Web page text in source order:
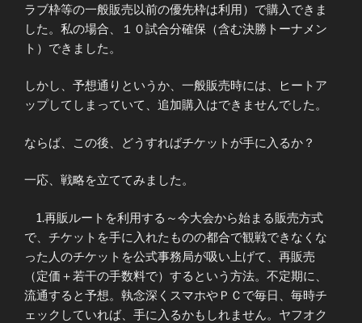
ラブ枠等の一般販売以前の優先枠は利用）で購入できま
した。私の場合、１０試合分確保（含む決勝トーナメン
ト）できました。
しかし、予想通りというか、一般販売時には、ヒートア
ップしてしまっていて、追加購入はできませんでした。
ならば、この後、どうすればチケットが手に入るか？
一応、戦略を立ててみました。
1.再販ルートを利用する～今大会から始まる販売方式
で、チケットを手に入れたものの都合で観戦できなくな
った人のチケットを公式事務局が吸い上げて、再販売
（定価＋若干の手数料で）するという方法。不定期に、
流通すると予想。執念深くスマホやＰＣで毎日、毎時チ
ェックしていれば、手に入るかもしれません。ヤフオク